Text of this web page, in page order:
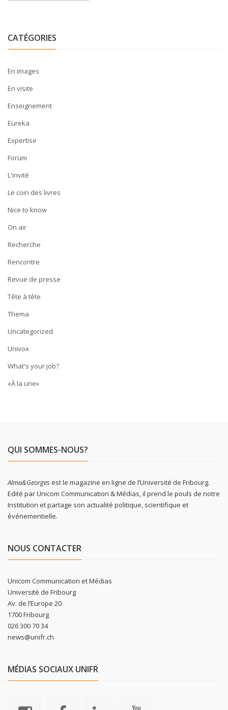
CATÉGORIES
En images
En visite
Enseignement
Eureka
Expertise
Forum
L'invité
Le coin des livres
Nice to know
On air
Recherche
Rencontre
Revue de presse
Tête à tête
Thema
Uncategorized
Univox
What's your job?
«À la une»
QUI SOMMES-NOUS?
Alma&Georgesest le magazine en ligne de l’Université de Fribourg.
Edité par Unicom Communication & Médias, il prend le pouls de notre
Institution et partage son actualité politique, scientifique et
événementielle.
NOUS CONTACTER
Unicom Communication et Médias
Université de Fribourg
Av. de l’Europe 20
1700 Fribourg
026 300 70 34
news@unifr.ch
MÉDIAS SOCIAUX UNIFR